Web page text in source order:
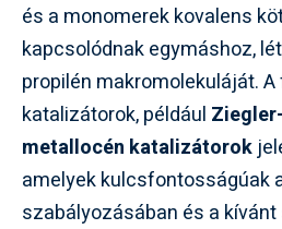
és a monomerek kovalens
kapcsolódnak egymáshoz,
propilén makromolekuláját.
katalizátorok, például
metallocén katalizátorok
amelyek kulcsfontosságúak
szabályozásában és a